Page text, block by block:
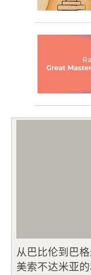
从巴比伦到巴
美索不达米亚